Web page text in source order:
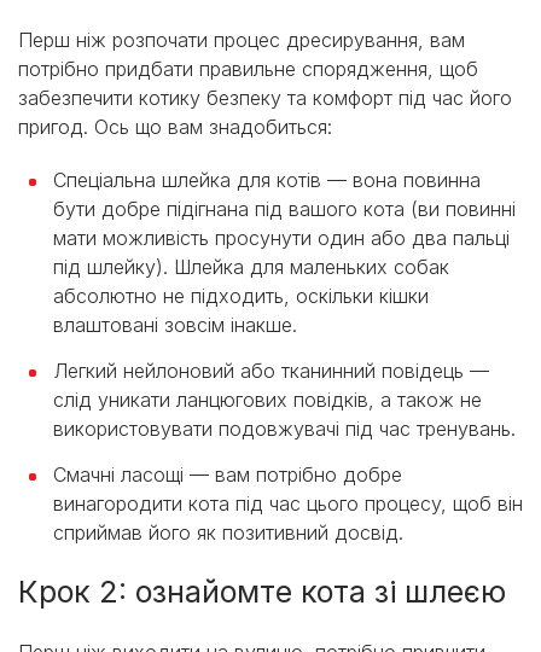
Перш ніж розпочати процес дресирування, вам
потрібно придбати правильне спорядження, щоб
забезпечити котику безпеку та комфорт під час його
пригод. Ось що вам знадобиться:
Спеціальна шлейка для котів — вона повинна
бути добре підігнана під вашого кота (ви повинні
мати можливість просунути один або два пальці
під шлейку). Шлейка для маленьких собак
абсолютно не підходить, оскільки кішки
влаштовані зовсім інакше.
Легкий нейлоновий або тканинний повідець —
слід уникати ланцюгових повідків, а також не
використовувати подовжувачі під час тренувань.
Смачні ласощі — вам потрібно добре
винагородити кота під час цього процесу, щоб він
сприймав його як позитивний досвід.
Крок 2: ознайомте кота зі шлеєю